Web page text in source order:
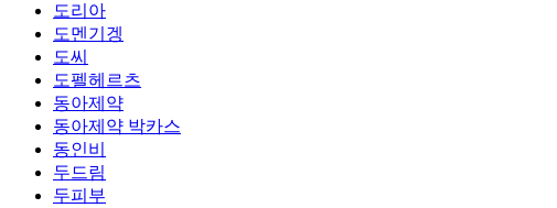
도리아
도멘기겡
도씨
도펠헤르츠
동아제약
동아제약 박카스
동인비
두드림
두피부